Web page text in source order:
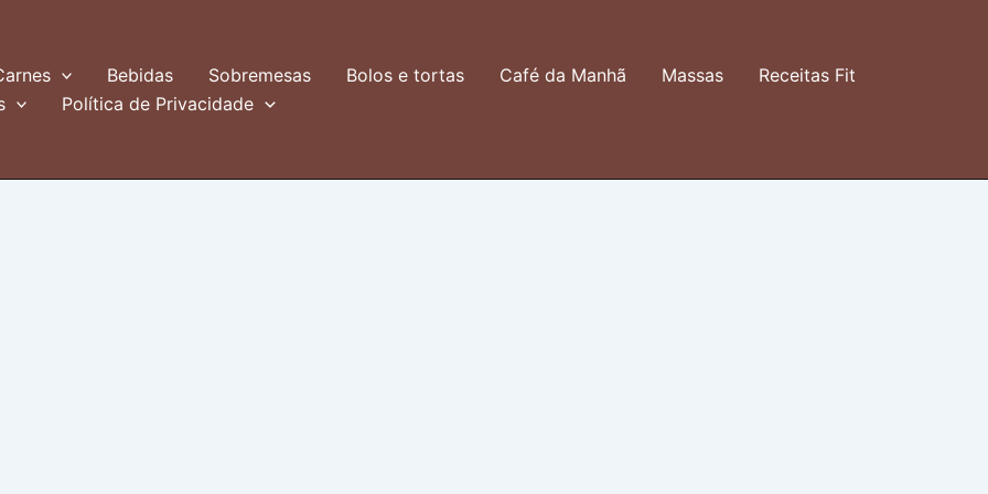
Bebidas Sobremesas Bolos e tortas Café da Manhã Massas
Receitas Fit
Política de Privacidade